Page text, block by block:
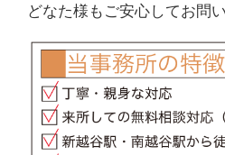
どなた様もご安心してお問